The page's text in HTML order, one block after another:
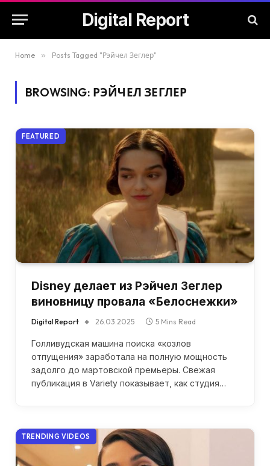
Digital Report
Home » Posts Tagged "Рэйчел Зеглер"
BROWSING: РЭЙЧЕЛ ЗЕГЛЕР
FEATURED
Disney делает из Рэйчел Зеглер
виновницу провала «Белоснежки»
Digital Report 26.03.2025 5 Mins Read
Голливудская машина поиска «козлов
отпущения» заработала на полную мощность
задолго до мартовской премьеры. Свежая
публикация в Variety показывает, как студия…
TRENDING VIDEOS